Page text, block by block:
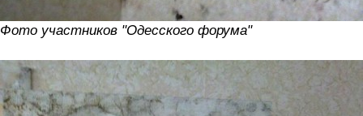
Фото участников "Одесского форума"